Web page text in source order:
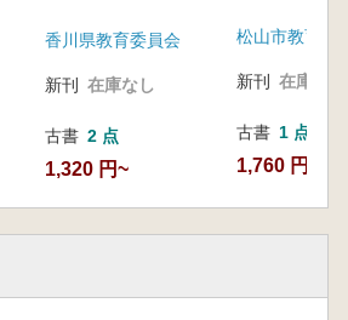
香川県教育委員会
新刊 在庫なし
古書 2 点
1,320 円~
松山市教育委
新刊 在庫なし
古書 1 点
1,760 円